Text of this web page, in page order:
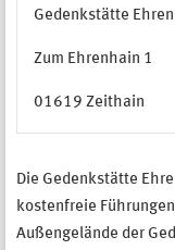
Gedenkstätte
Zum Ehrenhain 1
01619 Zeithain
Die Gedenkstätte
kostenfreie
Außengelände der